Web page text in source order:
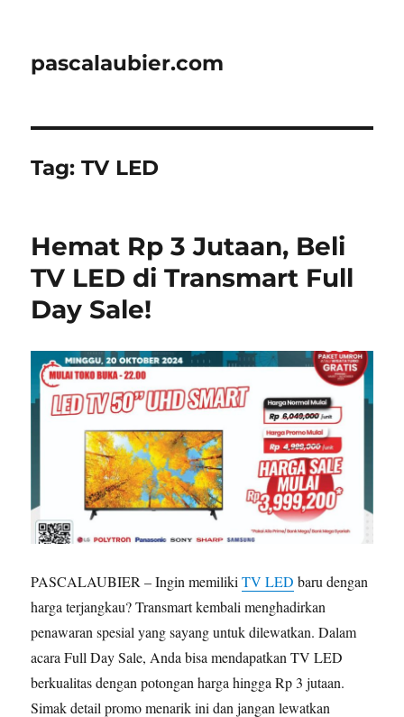
pascalaubier.com
Tag:TV LED
Hemat Rp 3 Jutaan, Beli
TV LED di Transmart Full
Day Sale!
PASCALAUBIER – Ingin memilikiTV LED baru dengan
harga terjangkau? Transmart kembali menghadirkan
penawaran spesial yang sayang untuk dilewatkan. Dalam
acara Full Day Sale, Anda bisa mendapatkan TV LED
berkualitas dengan potongan harga hingga Rp 3 jutaan.
Simak detail promo menarik ini dan jangan lewatkan